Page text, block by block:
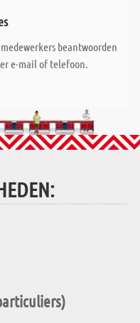
beantwoorden
e-mail of telefoon.